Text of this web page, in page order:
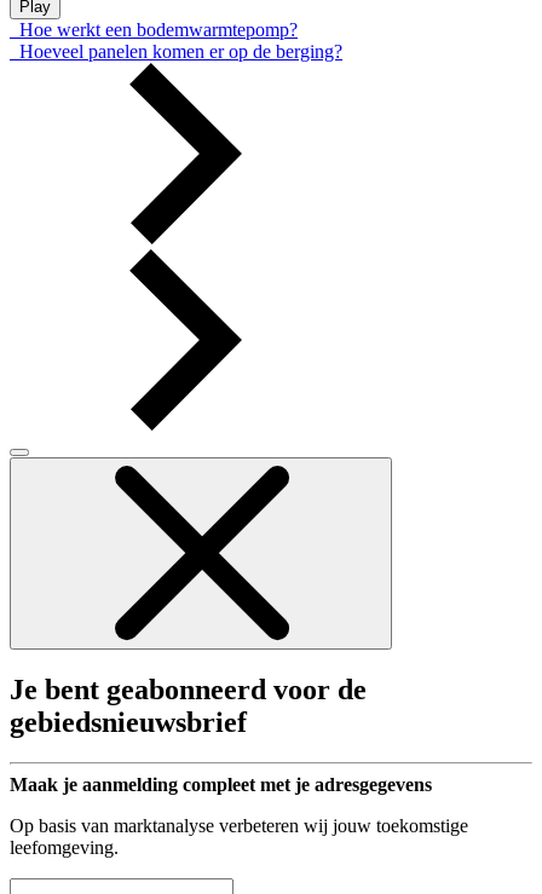
Play
Hoe werkt een bodemwarmtepomp?
Hoeveel panelen komen er op de berging?
Je bent geabonneerd voor de
gebiedsnieuwsbrief
Maak je aanmelding compleet met je adresgegevens
Op basis van marktanalyse verbeteren wij jouw toekomstige
leefomgeving.